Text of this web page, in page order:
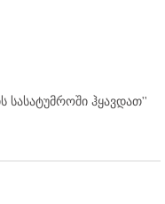
ჰყავდათ''